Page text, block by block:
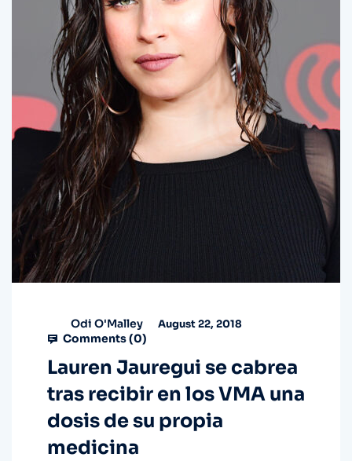
Odi O'Malley August 22, 2018
Comments (0)
Lauren Jauregui se cabrea
tras recibir en los VMA una
dosis de su propia
medicina